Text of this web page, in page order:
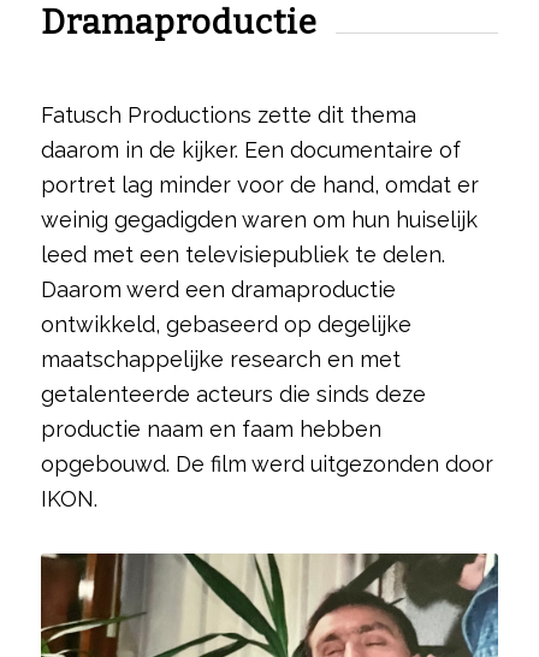
Dramaproductie
Fatusch Productions zette dit thema
daarom in de kijker. Een documentaire of
portret lag minder voor de hand, omdat er
weinig gegadigden waren om hun huiselijk
leed met een televisiepubliek te delen.
Daarom werd een dramaproductie
ontwikkeld, gebaseerd op degelijke
maatschappelijke research en met
getalenteerde acteurs die sinds deze
productie naam en faam hebben
opgebouwd. De film werd uitgezonden door
IKON.